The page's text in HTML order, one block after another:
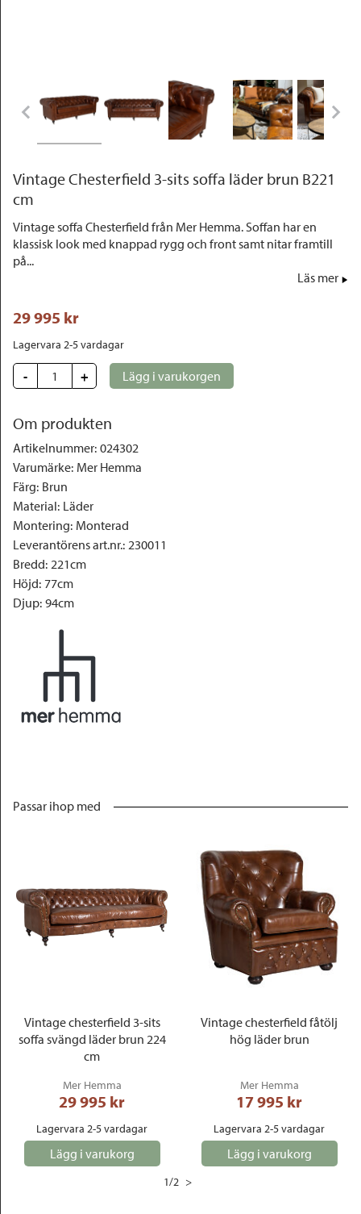
Vintage Chesterfield 3-sits soffa läder brun B221
cm
Vintage soffa Chesterfield från Mer Hemma. Soffan har en
klassisk look med knappad rygg och front samt nitar framtill
på...
Läs mer
29 995 kr
Lagervara 2-5 vardagar
- + Lägg i varukorgen
Om produkten
Artikelnummer: 024302
Varumärke: Mer Hemma
Färg: Brun
Material: Läder
Montering: Monterad
Leverantörens art.nr.: 230011
Bredd: 221cm
Höjd: 77cm
Djup: 94cm
Passar ihop med
Vintage chesterfield 3-sits
soffa svängd läder brun 224
cm
Mer Hemma
29 995 kr
Lagervara 2-5 vardagar
Lägg i varukorg
Vintage chesterfield fåtölj
hög läder brun
Mer Hemma
17 995 kr
Lagervara 2-5 vardagar
Lägg i varukorg
1/2 >